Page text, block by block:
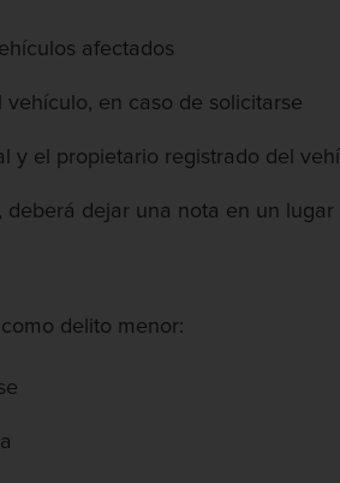
afectados
en caso de solicitarse
y el propietario registrado del
dejar una nota en un
delito menor: